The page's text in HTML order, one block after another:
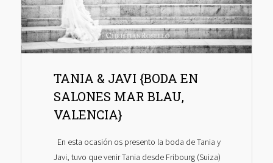
TANIA & JAVI {BODA EN
SALONES MAR BLAU,
VALENCIA}
En esta ocasión os presento la boda de Tania y
Javi, tuvo que venir Tania desde Fribourg (Suiza)